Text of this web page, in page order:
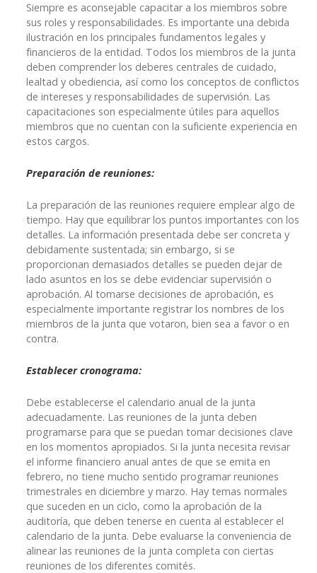
Siempre es aconsejable capacitar a los miembros sobre
sus roles y responsabilidades. Es importante una debida
ilustración en los principales fundamentos legales y
financieros de la entidad. Todos los miembros de la junta
deben comprender los deberes centrales de cuidado,
lealtad y obediencia, así como los conceptos de conflictos
de intereses y responsabilidades de supervisión. Las
capacitaciones son especialmente útiles para aquellos
miembros que no cuentan con la suficiente experiencia en
estos cargos.
Preparación de reuniones:
La preparación de las reuniones requiere emplear algo de
tiempo. Hay que equilibrar los puntos importantes con los
detalles. La información presentada debe ser concreta y
debidamente sustentada; sin embargo, si se
proporcionan demasiados detalles se pueden dejar de
lado asuntos en los se debe evidenciar supervisión o
aprobación. Al tomarse decisiones de aprobación, es
especialmente importante registrar los nombres de los
miembros de la junta que votaron, bien sea a favor o en
contra.
Establecer cronograma:
Debe establecerse el calendario anual de la junta
adecuadamente. Las reuniones de la junta deben
programarse para que se puedan tomar decisiones clave
en los momentos apropiados. Si la junta necesita revisar
el informe financiero anual antes de que se emita en
febrero, no tiene mucho sentido programar reuniones
trimestrales en diciembre y marzo. Hay temas normales
que suceden en un ciclo, como la aprobación de la
auditoría, que deben tenerse en cuenta al establecer el
calendario de la junta. Debe evaluarse la conveniencia de
alinear las reuniones de la junta completa con ciertas
reuniones de los diferentes comités.